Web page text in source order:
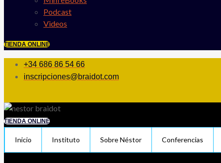
Podcast
Videos
TIENDA ONLINE
+34 686 86 54 66
inscripciones@braidot.com
TIENDA ONLINE
Inicio Instituto Sobre Néstor Conferencias